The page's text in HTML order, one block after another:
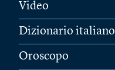
Video
Dizionario italiano
Oroscopo